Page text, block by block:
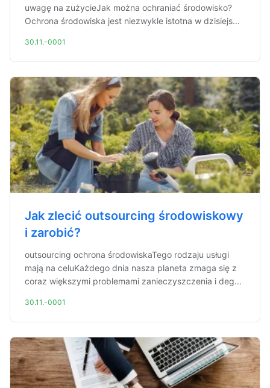
uwagę na zużycieJak można ochraniać środowisko?
Ochrona środowiska jest niezwykle istotna w dzisiejs...
30.11.-0001
Jak zlecić outsourcing środowiskowy
i zarobić?
outsourcing ochrona środowiskaTego rodzaju usługi
mają na celuKażdego dnia nasza planeta zmaga się z
coraz większymi problemami zanieczyszczenia i deg...
30.11.-0001